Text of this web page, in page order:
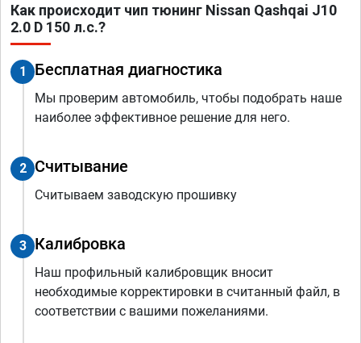
Как происходит чип тюнинг Nissan Qashqai J10
2.0 D 150 л.с.?
1 Бесплатная диагностика
Мы проверим автомобиль, чтобы подобрать наше
наиболее эффективное решение для него.
2 Считывание
Считываем заводскую прошивку
3 Калибровка
Наш профильный калибровщик вносит
необходимые корректировки в считанный файл, в
соответствии с вашими пожеланиями.